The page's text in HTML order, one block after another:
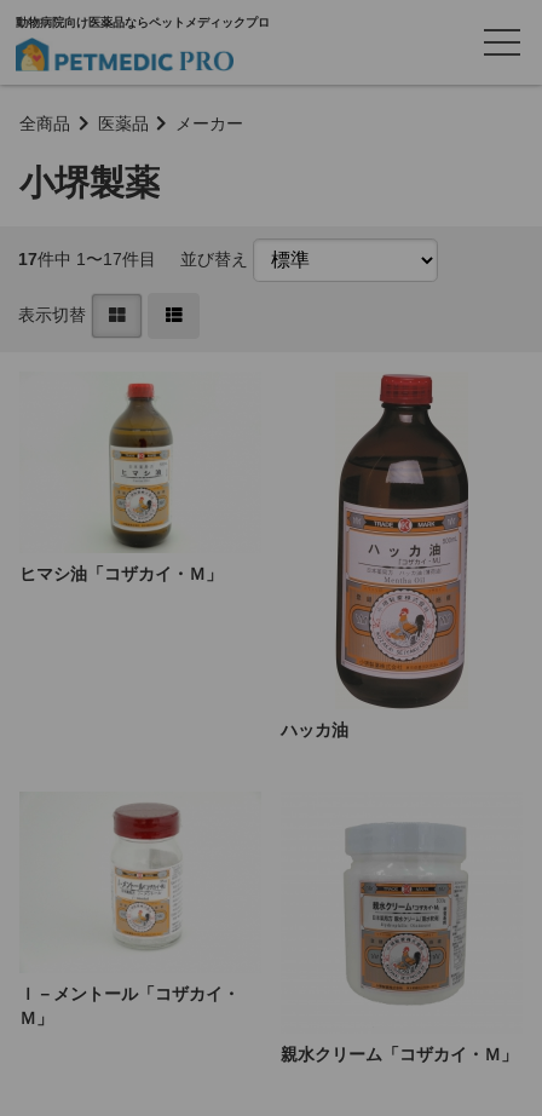
動物病院向け医薬品ならペットメディックプロ
全商品 医薬品 メーカー
小堺製薬
17件中 1〜17件目 並び替え
表示切替
ヒマシ油「コザカイ・Ｍ」
ハッカ油
ｌ－メントール「コザカイ・
Ｍ」
親水クリーム「コザカイ・Ｍ」